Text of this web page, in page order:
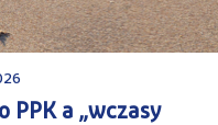
PPK a „wczasy